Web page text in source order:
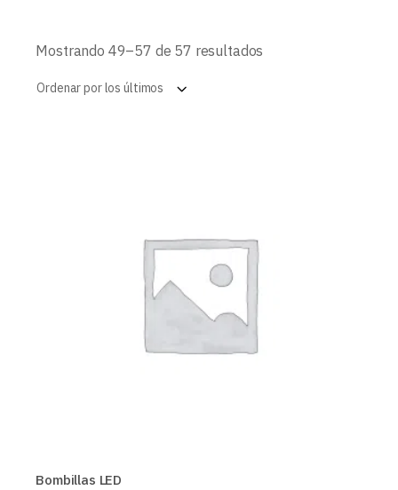
Mostrando 49–57 de 57 resultados
Ordenar por los últimos
Bombillas LED